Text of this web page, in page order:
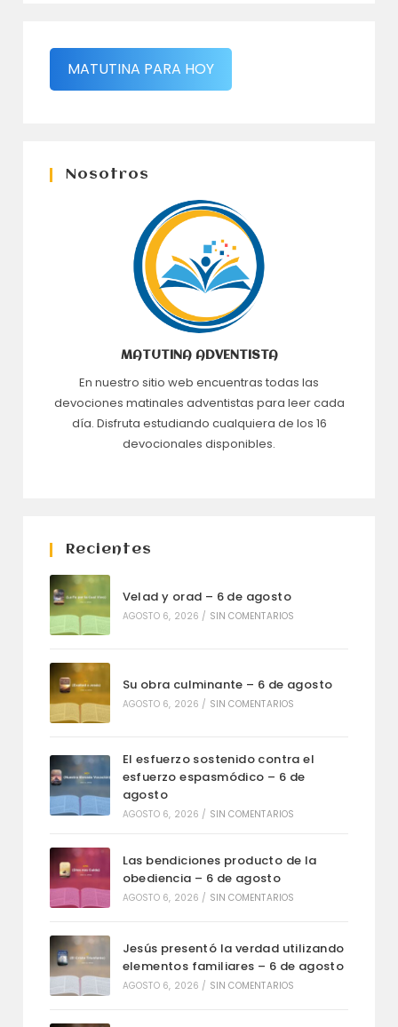
MATUTINA PARA HOY
Nosotros
MATUTINA ADVENTISTA
En nuestro sitio web encuentras todas las
devociones matinales adventistas para leer cada
día. Disfruta estudiando cualquiera de los 16
devocionales disponibles.
Recientes
Velad y orad – 6 de agosto
AGOSTO 6, 2026 / SIN COMENTARIOS
Su obra culminante – 6 de agosto
AGOSTO 6, 2026 / SIN COMENTARIOS
El esfuerzo sostenido contra el
esfuerzo espasmódico – 6 de
agosto
AGOSTO 6, 2026 / SIN COMENTARIOS
Las bendiciones producto de la
obediencia – 6 de agosto
AGOSTO 6, 2026 / SIN COMENTARIOS
Jesús presentó la verdad utilizando
elementos familiares – 6 de agosto
AGOSTO 6, 2026 / SIN COMENTARIOS